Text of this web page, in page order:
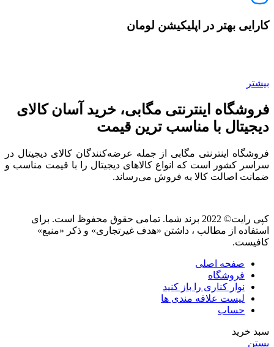
کارایی بهتر در اپلیکیشن لومان
بیشتر
فروشگاه اینترنتی مگابی، خرید آسان کالای
دیجیتال با مناسب ترین قیمت
فروشگاه اینترنتی مگابی از جمله عرضه‌کنندگان کالای دیجیتال در
سراسر کشور است که انواع کالاهای دیجیتال را با قیمت مناسب و
ضمانت اصالت کالا به فروش می‌رساند.
کپی رایت© 2022 برند شما. تمامی حقوق محفوظ است. برای
استفاده از مطالب ، داشتن «هدف غیرتجاری» و ذکر «منبع»
کافیست.
صفحه اصلی
فروشگاه
نوار کناری را باز کنید
لیست علاقه مندی ها
حساب
سبد خرید
بستن